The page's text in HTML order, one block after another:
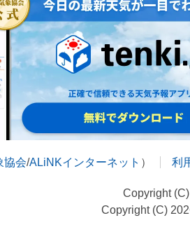
協会/ALiNKインターネット ） 利
Copyright
Copyright (C)